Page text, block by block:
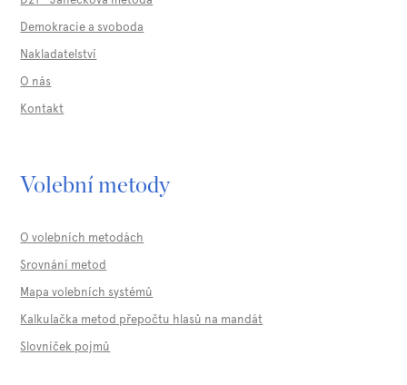
Demokracie a svoboda
Nakladatelství
O nás
Kontakt
Volební metody
O volebních metodách
Srovnání metod
Mapa volebních systémů
Kalkulačka metod přepočtu hlasů na mandát
Slovníček pojmů